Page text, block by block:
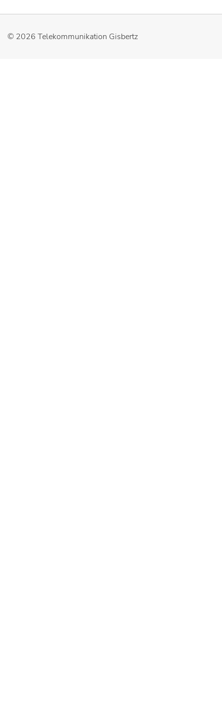
© 2026 Telekommunikation Gisbertz